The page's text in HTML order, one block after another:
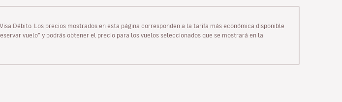
Débito. Los precios mostrados en esta página corresponden a la tarifa más económica disponible
vuelo” y podrás obtener el precio para los vuelos seleccionados que se mostrará en la